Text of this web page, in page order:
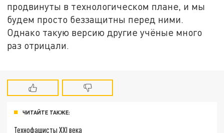
продвинуты в технологическом плане, и мы
будем просто беззащитны перед ними.
Однако такую версию другие учёные много
раз отрицали.
ЧИТАЙТЕ ТАКЖЕ:
Технофашисты XXI века